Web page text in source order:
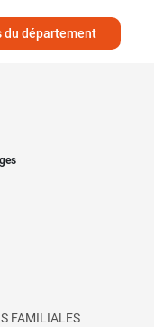
du département
FAMILIALES